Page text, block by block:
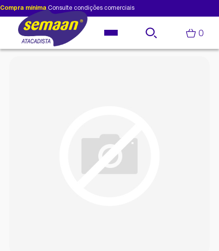
Compra mínima Consulte condições comerciais
0